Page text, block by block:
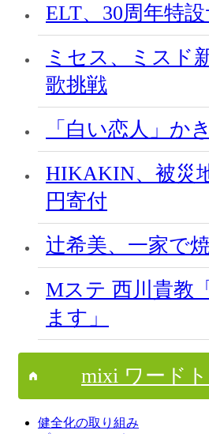
ELT、30周年特
ミセス、ミスド
歌挑戦
「白い恋人」か
HIKAKIN、被災
円寄付
辻希美、一家で
Mステ 西川貴教
ます」
mixi ワード
健全化の取り組み